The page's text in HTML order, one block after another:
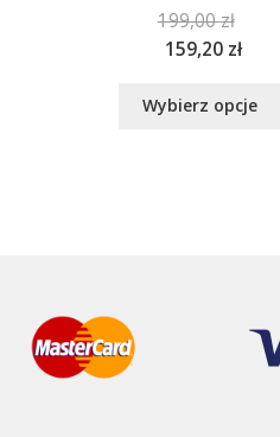
199,00zł
159,20 zł
Wybierz opcje